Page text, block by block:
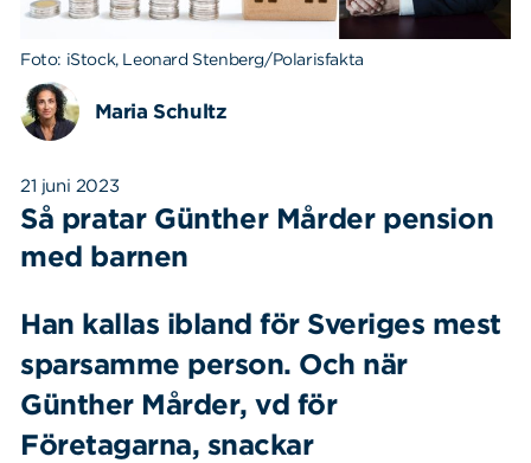
Foto: iStock, Leonard Stenberg/Polarisfakta
Maria Schultz
21 juni 2023
Så pratar Günther Mårder pension
med barnen
Han kallas ibland för Sveriges mest
sparsamme person. Och när
Günther Mårder, vd för
Företagarna, snackar